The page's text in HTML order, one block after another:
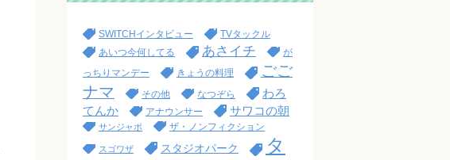
SWITCHインタビュー
TVタックル
あいつ今何してる
あさイチ
が
っちりマンデー
きょうの料理
ごご
ナマ
その他 なつぞら
わろ
てんか
アナウンサー サワコの朝
サンジャポ ザ・ノンフィクション
スゴワザ スタジオパーク タ